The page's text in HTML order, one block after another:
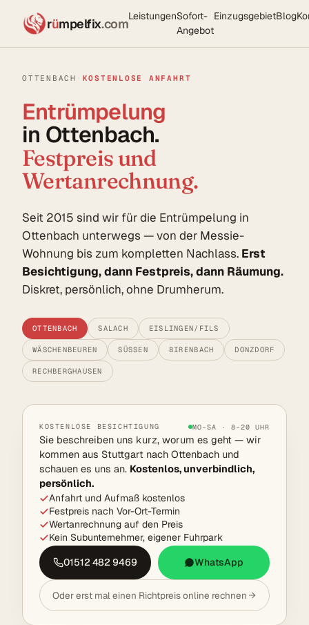
rümpelfix.comLeistungenSofort-
Angebot
EinzugsgebietBlog
OTTENBACH · KOSTENLOSE ANFAHRT
Entrümpelung
in Ottenbach.
Festpreis und
Wertanrechnung.
Seit 2015 sind wir für die Entrümpelung in
Ottenbach unterwegs — von der Messie-
Wohnung bis zum kompletten Nachlass. Erst
Besichtigung, dann Festpreis, dann Räumung.
Diskret, persönlich, ohne Drumherum.
OTTENBACH SALACH EISLINGEN/FILS
WÄSCHENBEUREN SÜSSEN BIRENBACH DONZDORF
RECHBERGHAUSEN
KOSTENLOSE BESICHTIGUNG MO–SA · 8–20 UHR
Sie beschreiben uns kurz, worum es geht — wir
kommen aus Stuttgart nach Ottenbach und
schauen es uns an. Kostenlos, unverbindlich,
persönlich.
Anfahrt und Aufmaß kostenlos
Festpreis nach Vor-Ort-Termin
Wertanrechnung auf den Preis
Kein Subunternehmer, eigener Fuhrpark
01512 482 9469
WhatsApp
Oder erst mal einen Richtpreis online rechnen